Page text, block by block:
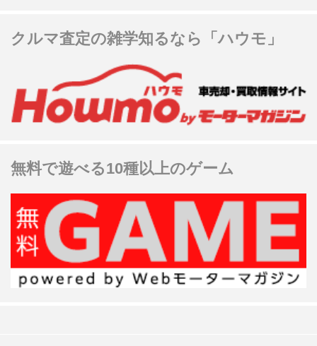
クルマ査定の雑学知るなら「ハウモ」
無料で遊べる10種以上のゲーム